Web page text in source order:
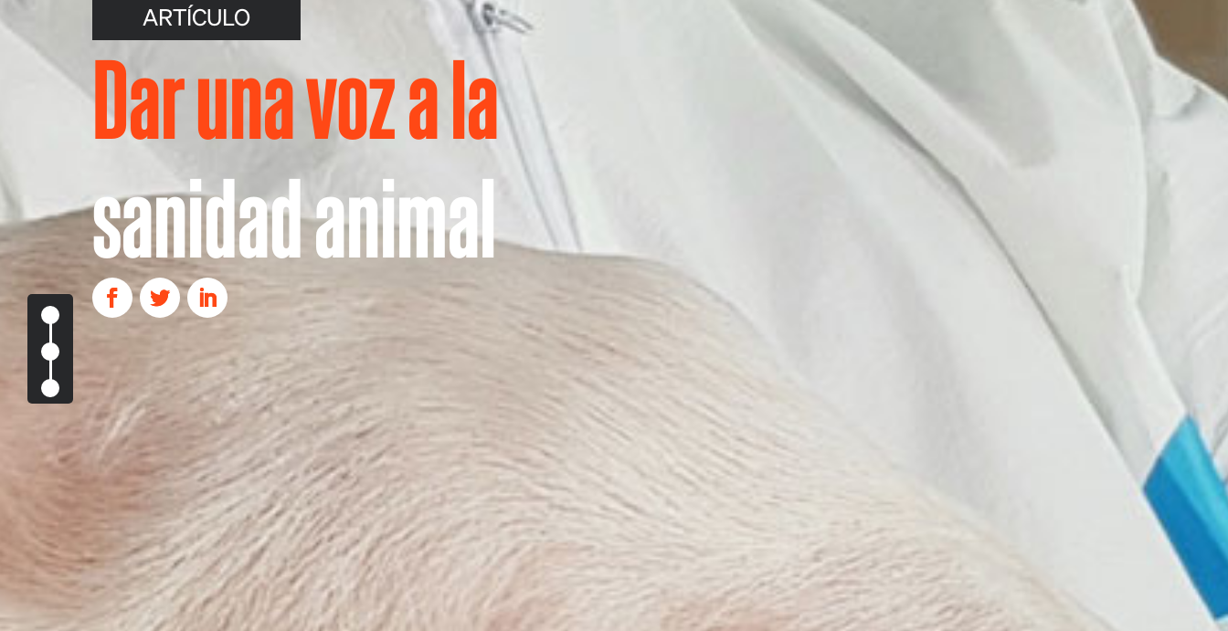
ARTÍCULO
Dar una voz a la
sanidad animal
Representando a la sanidad animal en la cumbre del G20
Promocionando la sanidad animal con nuestros socios mundiales
La sanidad animal en el centro de la preparación para una pandemia